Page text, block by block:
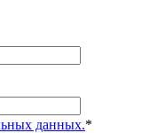
данных.*